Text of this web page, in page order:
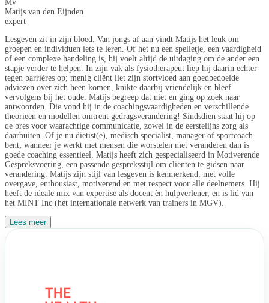
Mv
Matijs van den Eijnden
expert
Lesgeven zit in zijn bloed. Van jongs af aan vindt Matijs het leuk om
groepen en individuen iets te leren. Of het nu een spelletje, een vaardigheid
of een complexe handeling is, hij voelt altijd de uitdaging om de ander een
stapje verder te helpen. In zijn vak als fysiotherapeut liep hij daarin echter
tegen barrières op; menig cliënt liet zijn stortvloed aan goedbedoelde
adviezen over zich heen komen, knikte daarbij vriendelijk en bleef
vervolgens bij het oude. Matijs begreep dat niet en ging op zoek naar
antwoorden. Die vond hij in de coachingsvaardigheden en verschillende
theorieën en modellen omtrent gedragsverandering! Sindsdien staat hij op
de bres voor waarachtige communicatie, zowel in de eerstelijns zorg als
daarbuiten. Of je nu diëtist(e), medisch specialist, manager of sportcoach
bent; wanneer je werkt met mensen die worstelen met veranderen dan is
goede coaching essentieel. Matijs heeft zich gespecialiseerd in Motiverende
Gespreksvoering, een passende gespreksstijl om cliënten te gidsen naar
verandering. Matijs zijn stijl van lesgeven is kenmerkend; met volle
overgave, enthousiast, motiverend en met respect voor alle deelnemers. Hij
heeft de ideale mix van expertise als docent èn hulpverlener, en is lid van
het MINT Inc (het internationale netwerk van trainers in MGV).
Lees meer